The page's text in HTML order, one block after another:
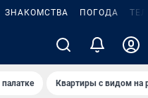
ЗНАКОМСТВА ПОГОДА
Квартиры с видом на